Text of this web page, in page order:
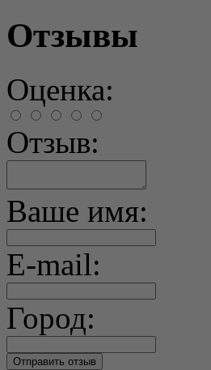
Отзывы
Оценка:
Отзыв:
Ваше имя:
E-mail:
Город: